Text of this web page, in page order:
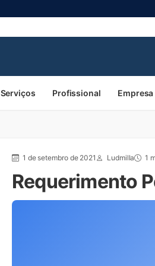
Serviços Profissional Empresa
1 de setembro de 2021 Ludmilla 1
Requerimento